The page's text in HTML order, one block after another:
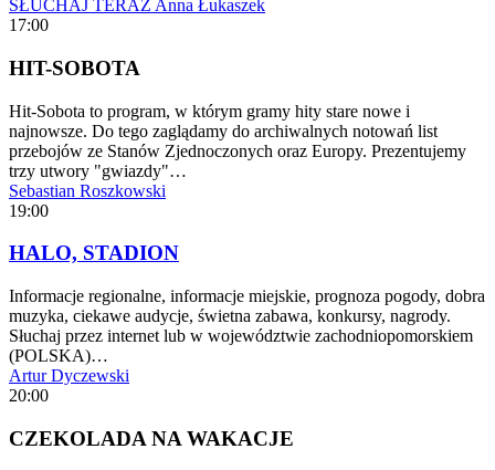
SŁUCHAJ TERAZ Anna Łukaszek
17:00
HIT-SOBOTA
Hit-Sobota to program, w którym gramy hity stare nowe i
najnowsze. Do tego zaglądamy do archiwalnych notowań list
przebojów ze Stanów Zjednoczonych oraz Europy. Prezentujemy
trzy utwory "gwiazdy"…
Sebastian Roszkowski
19:00
HALO, STADION
Informacje regionalne, informacje miejskie, prognoza pogody, dobra
muzyka, ciekawe audycje, świetna zabawa, konkursy, nagrody.
Słuchaj przez internet lub w województwie zachodniopomorskiem
(POLSKA)…
Artur Dyczewski
20:00
CZEKOLADA NA WAKACJE